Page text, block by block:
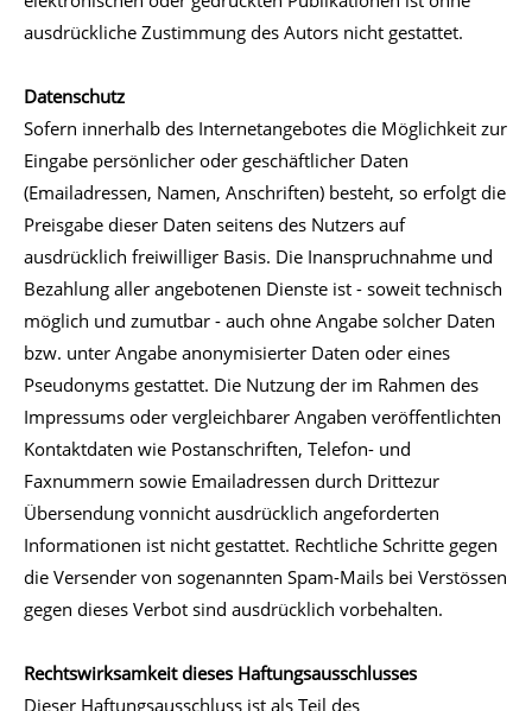
ausdrückliche Zustimmung des Autors nicht gestattet.
Datenschutz
Sofern innerhalb des Internetangebotes die Möglichkeit zur
Eingabe persönlicher oder geschäftlicher Daten
(Emailadressen, Namen, Anschriften) besteht, so erfolgt die
Preisgabe dieser Daten seitens des Nutzers auf
ausdrücklich freiwilliger Basis. Die Inanspruchnahme und
Bezahlung aller angebotenen Dienste ist - soweit technisch
möglich und zumutbar - auch ohne Angabe solcher Daten
bzw. unter Angabe anonymisierter Daten oder eines
Pseudonyms gestattet. Die Nutzung der im Rahmen des
Impressums oder vergleichbarer Angaben veröffentlichten
Kontaktdaten wie Postanschriften, Telefon- und
Faxnummern sowie Emailadressen durch Drittezur
Übersendung vonnicht ausdrücklich angeforderten
Informationen ist nicht gestattet. Rechtliche Schritte gegen
die Versender von sogenannten Spam-Mails bei Verstössen
gegen dieses Verbot sind ausdrücklich vorbehalten.
Rechtswirksamkeit dieses Haftungsausschlusses
Dieser Haftungsausschluss ist als Teil des